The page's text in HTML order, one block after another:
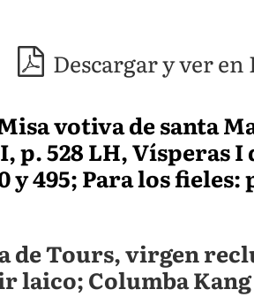
Descargar y ver en
votiva de santa
p. 528 LH,
495; Para los fieles:
de Tours, virgen
laico; Columba